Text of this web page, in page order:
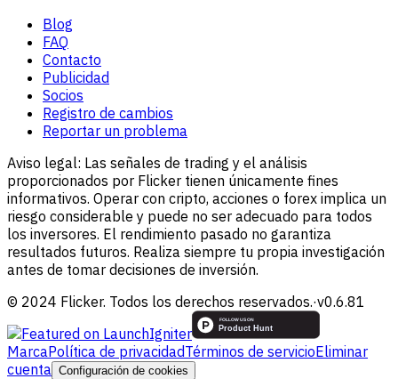
Blog
FAQ
Contacto
Publicidad
Socios
Registro de cambios
Reportar un problema
Aviso legal: Las señales de trading y el análisis
proporcionados por Flicker tienen únicamente fines
informativos. Operar con cripto, acciones o forex implica un
riesgo considerable y puede no ser adecuado para todos
los inversores. El rendimiento pasado no garantiza
resultados futuros. Realiza siempre tu propia investigación
antes de tomar decisiones de inversión.
© 2024 Flicker. Todos los derechos reservados.·v0.6.81
MarcaPolítica de privacidadTérminos de servicioEliminar
cuenta Configuración de cookies